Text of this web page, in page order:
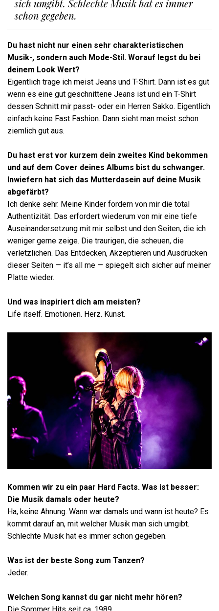
sich umgibt. Schlechte Musik hat es immer
schon gegeben.
Du hast nicht nur einen sehr charakteristischen
Musik-, sondern auch Mode-Stil. Worauf legst du bei
deinem Look Wert?
Eigentlich trage ich meist Jeans und T-Shirt. Dann ist es gut
wenn es eine gut geschnittene Jeans ist und ein T-Shirt
dessen Schnitt mir passt- oder ein Herren Sakko. Eigentlich
einfach keine Fast Fashion. Dann sieht man meist schon
ziemlich gut aus.
Du hast erst vor kurzem dein zweites Kind bekommen
und auf dem Cover deines Albums bist du schwanger.
Inwiefern hat sich das Mutterdasein auf deine Musik
abgefärbt?
Ich denke sehr. Meine Kinder fordern von mir die total
Authentizität. Das erfordert wiederum von mir eine tiefe
Auseinandersetzung mit mir selbst und den Seiten, die ich
weniger gerne zeige. Die traurigen, die scheuen, die
verletzlichen. Das Entdecken, Akzeptieren und Ausdrücken
dieser Seiten — it’s all me — spiegelt sich sicher auf meiner
Platte wieder.
Und was inspiriert dich am meisten?
Life itself. Emotionen. Herz. Kunst.
Kommen wir zu ein paar Hard Facts. Was ist besser:
Die Musik damals oder heute?
Ha, keine Ahnung. Wann war damals und wann ist heute? Es
kommt darauf an, mit welcher Musik man sich umgibt.
Schlechte Musik hat es immer schon gegeben.
Was ist der beste Song zum Tanzen?
Jeder.
Welchen Song kannst du gar nicht mehr hören?
Die Sommer Hits seit ca. 1989.